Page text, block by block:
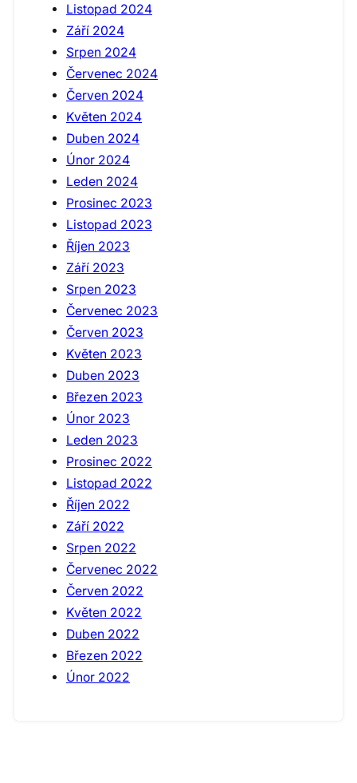
Listopad 2024
Září 2024
Srpen 2024
Červenec 2024
Červen 2024
Květen 2024
Duben 2024
Únor 2024
Leden 2024
Prosinec 2023
Listopad 2023
Říjen 2023
Září 2023
Srpen 2023
Červenec 2023
Červen 2023
Květen 2023
Duben 2023
Březen 2023
Únor 2023
Leden 2023
Prosinec 2022
Listopad 2022
Říjen 2022
Září 2022
Srpen 2022
Červenec 2022
Červen 2022
Květen 2022
Duben 2022
Březen 2022
Únor 2022